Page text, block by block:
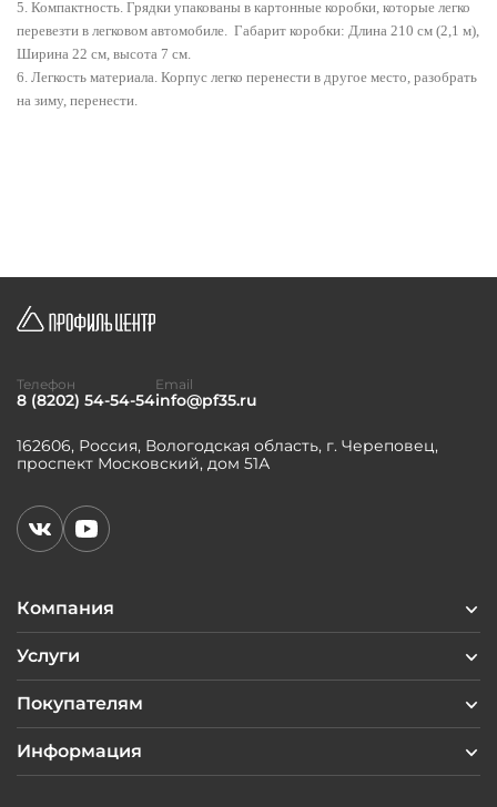
5. Компактность. Грядки упакованы в картонные коробки, которые легко
перевезти в легковом автомобиле. Габарит коробки: Длина 210 см (2,1 м),
Ширина 22 см, высота 7 см.
6. Легкость материала. Корпус легко перенести в другое место, разобрать
на зиму, перенести.
Компания
Услуги
Покупателям
Информация
162606, Россия, Вологодская область, г. Череповец,
проспект Московский, дом 51А
Телефон
8 (8202) 54-54-54
Email
info@pf35.ru